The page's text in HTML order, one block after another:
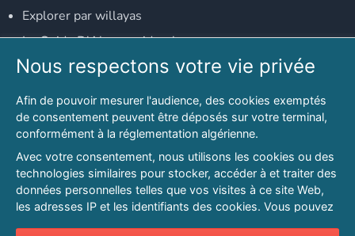
Explorer par willayas
Le Guide D'Alger, guide-alger.com
NOS RÉSEAUX SOCIAUX
Notre page Facebook
Notre page LinkedIn
Notre page Instagram
Notre page Twitter
Nous respectons votre vie privée
Afin de pouvoir mesurer l'audience, des cookies exemptés
de consentement peuvent être déposés sur votre terminal,
conformément à la réglementation algérienne.
Avec votre consentement, nous utilisons les cookies ou des
technologies similaires pour stocker, accéder à et traiter des
données personnelles telles que vos visites à ce site Web,
les adresses IP et les identifiants des cookies. Vous pouvez